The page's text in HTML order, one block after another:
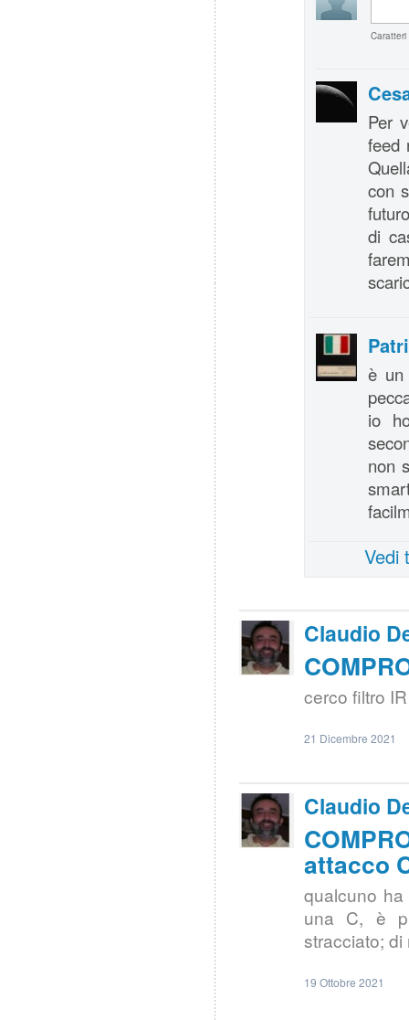
Per
feed
con
di
è un
io
non
Vedi
Claudio
cerco filtro
21 Dicembre 2021
Claudio
attacco
qualcuno
una C, è
stracciato;
19 Ottobre 2021